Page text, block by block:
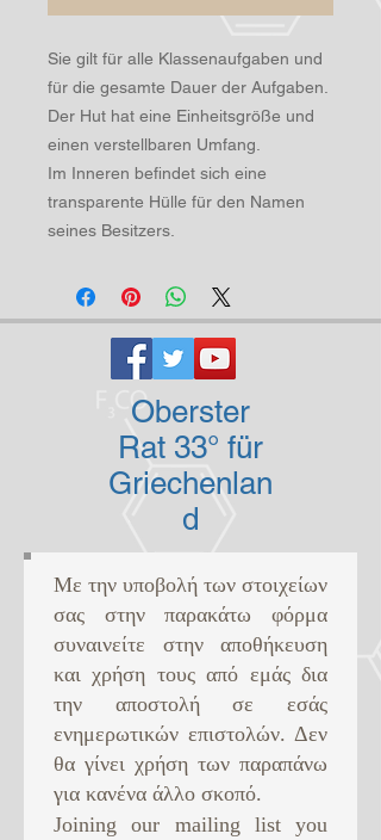
Sie gilt für alle Klassenaufgaben und
für die gesamte Dauer der Aufgaben.
Der Hut hat eine Einheitsgröße und
einen verstellbaren Umfang.
Im Inneren befindet sich eine
transparente Hülle für den Namen
seines Besitzers.
Oberster
Rat 33° für
Griechenlan
d
Με την υποβολή των στοιχείων
σας στην παρακάτω φόρμα
συναινείτε στην αποθήκευση
και χρήση τους από εμάς δια
την αποστολή σε εσάς
ενημερωτικών επιστολών. Δεν
θα γίνει χρήση των παραπάνω
για κανένα άλλο σκοπό. ​
Joining our mailing list you